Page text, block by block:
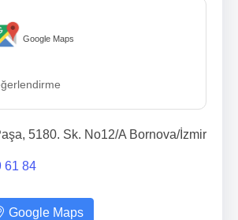
Google Maps
5180. Sk. No12/A Bornova/İzmir
61 84
Google Maps